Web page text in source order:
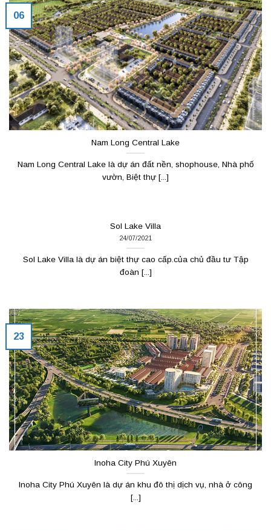
Nam Long Central Lake
Nam Long Central Lake là dự án đất nền, shophouse, Nhà phố
vườn, Biệt thự [...]
06
Sol Lake Villa
24/07/2021
Sol Lake Villa là dự án biệt thự cao cấp.của chủ đầu tư Tập
đoàn [...]
Inoha City Phú Xuyên
Inoha City Phú Xuyên là dự án khu đô thị dịch vụ, nhà ở công
[...]
23